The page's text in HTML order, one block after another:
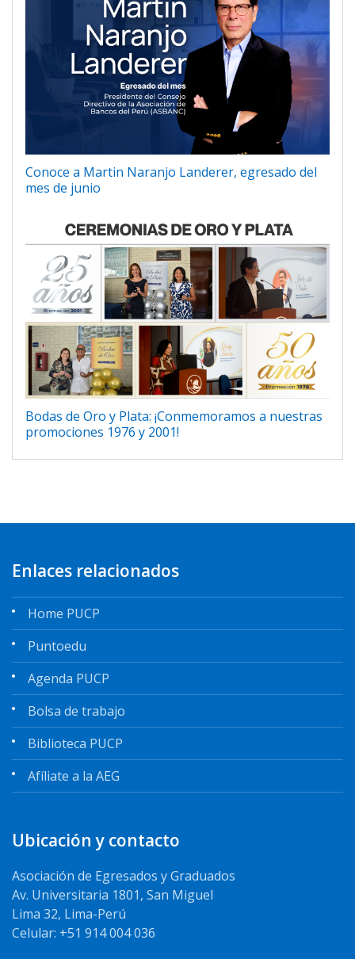
Conoce a Martin Naranjo Landerer, egresado del
mes de junio
Bodas de Oro y Plata: ¡Conmemoramos a nuestras
promociones 1976 y 2001!
Enlaces relacionados
Home PUCP
Puntoedu
Agenda PUCP
Bolsa de trabajo
Biblioteca PUCP
Afíliate a la AEG
Ubicación y contacto
Asociación de Egresados y Graduados
Av. Universitaria 1801, San Miguel
Lima 32, Lima-Perú
Celular: +51 914 004 036